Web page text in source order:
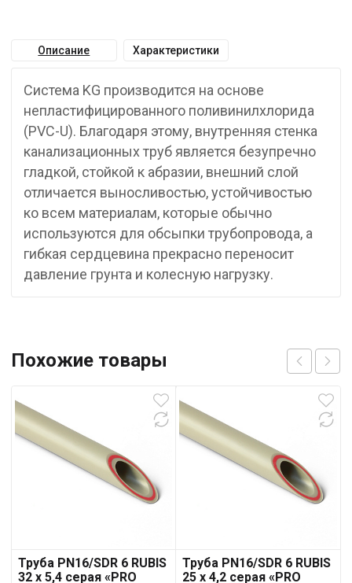
Описание Характеристики
Система KG производится на основе
непластифицированного поливинилхлорида
(PVC-U). Благодаря этому, внутренняя стенка
канализационных труб является безупречно
гладкой, стойкой к абразии, внешний слой
отличается выносливостью, устойчивостью
ко всем материалам, которые обычно
используются для обсыпки трубопровода, а
гибкая сердцевина прекрасно переносит
давление грунта и колесную нагрузку.
Похожие товары
Труба PN16/SDR 6 RUBIS
32 x 5,4 серая «PRO
Труба PN16/SDR 6 RUBIS
25 x 4,2 серая «PRO